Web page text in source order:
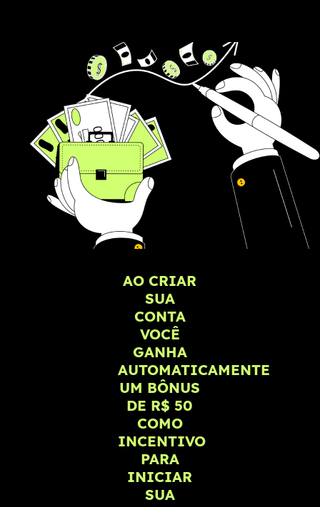
AO CRIAR
SUA
CONTA
VOCÊ
GANHA
AUTOMATICAMENTE
UM BÔNUS
DE R$ 50
COMO
INCENTIVO
PARA
INICIAR
SUA